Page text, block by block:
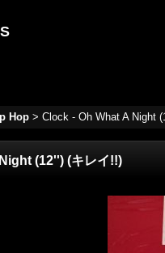
Hop > Clock - Oh What A Night
(12'') (キレイ!!)